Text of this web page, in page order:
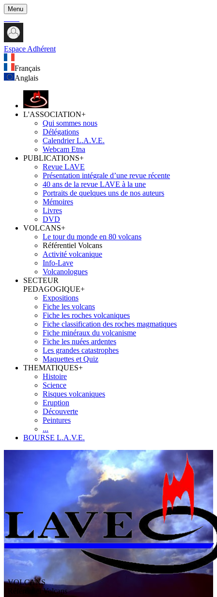
Menu
Espace Adhérent
Français
Anglais
L'ASSOCIATION+
Qui sommes nous
Délégations
Calendrier L.A.V.E.
Webcam Etna
PUBLICATIONS+
Revue LAVE
Présentation intégrale d’une revue récente
40 ans de la revue LAVE à la une
Portraits de quelques uns de nos auteurs
Mémoires
Livres
DVD
VOLCANS+
Le tour du monde en 80 volcans
Référentiel Volcans
Activité volcanique
Info-Lave
Volcanologues
SECTEUR
PEDAGOGIQUE+
Expositions
Fiche les volcans
Fiche les roches volcaniques
Fiche classification des roches magmatiques
Fiche minéraux du volcanisme
Fiche les nuées ardentes
Les grandes catastrophes
Maquettes et Quiz
THEMATIQUES+
Histoire
Science
Risques volcaniques
Eruption
Découverte
Peintures
...
BOURSE L.A.V.E.
VOLCANS
/ Référentiel Volcans